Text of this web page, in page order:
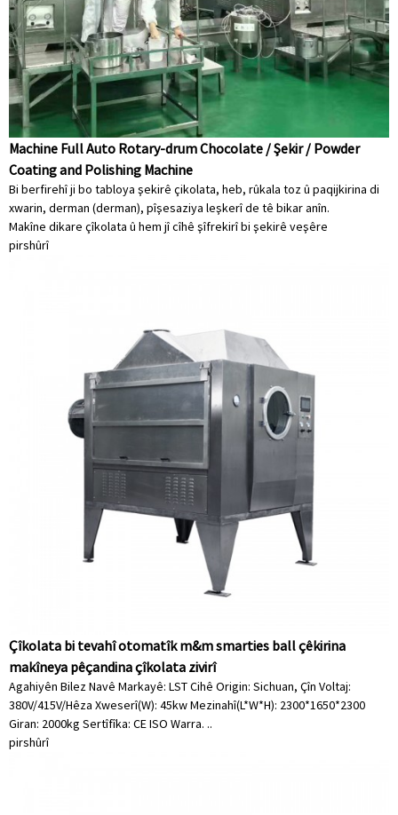
Machine Full Auto Rotary-drum Chocolate / Şekir / Powder
Coating and Polishing Machine
Bi berfirehî ji bo tabloya şekirê çikolata, heb, rûkala toz û paqijkirina di
xwarin, derman (derman), pîşesaziya leşkerî de tê bikar anîn.
Makîne dikare çîkolata û hem jî cîhê şîfrekirî bi şekirê veşêre
pirshûrî
Çîkolata bi tevahî otomatîk m&m smarties ball çêkirina
makîneya pêçandina çîkolata zivirî
Agahiyên Bilez Navê Markayê: LST Cihê Origin: Sichuan, Çîn Voltaj:
380V/415V/Hêza Xweserî(W): 45kw Mezinahî(L*W*H): 2300*1650*2300
Giran: 2000kg Sertîfîka: CE ISO Warra. ..
pirshûrî